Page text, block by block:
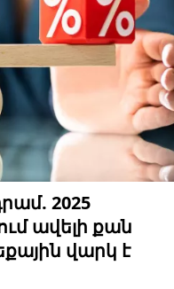
2025
ավելի քան
վարկ է